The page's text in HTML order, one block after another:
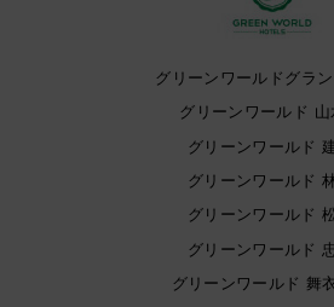
グリーンワールドグラ
グリーンワールド 山
グリーンワールド
グリーンワールド
グリーンワールド
グリーンワールド
グリーンワールド 舞